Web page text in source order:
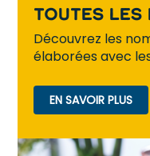
Toutes
Découvrez les
élaborées avec
EN SAVOIR PLUS